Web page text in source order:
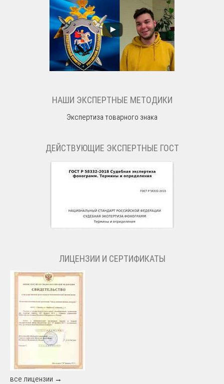
НАШИ ЭКСПЕРТНЫЕ МЕТОДИКИ
Экспертиза товарного знака
ДЕЙСТВУЮЩИЕ ЭКСПЕРТНЫЕ ГОСТ
ЛИЦЕНЗИИ И СЕРТИФИКАТЫ
все лицензии →